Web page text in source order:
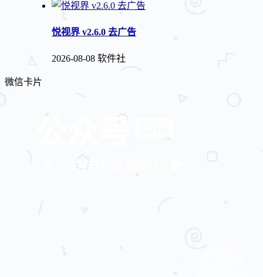
悦视界 v2.6.0 去广告
2026-08-08 软件社
微信卡片